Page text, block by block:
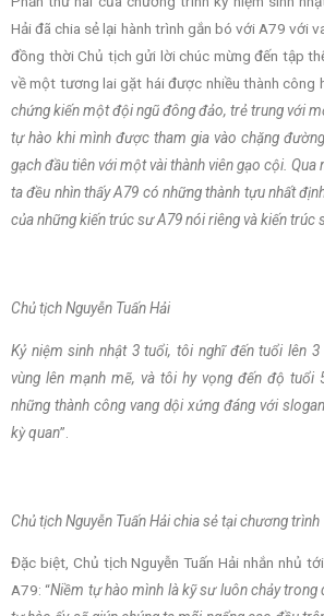
Hải đã chia sẻ lại hành trình gắn bó với A79 với
đồng thời Chủ tịch gửi lời chúc mừng đến tập
về một tương lai gặt hái được nhiều thành công
chứng kiến một đội ngũ đông đảo, trẻ trung với
tự hào khi mình được tham gia vào chặng
gạch đầu tiên với một vài thành viên gạo cội. Qua
ta đều nhìn thấy A79 có những thành tựu nhất
của những kiến trúc sư A79 nói riêng và kiến trúc
Chủ tịch Nguyễn Tuấn Hải
Kỷ niệm sinh nhật 3 tuổi, tôi nghĩ đến tuổi lên
vùng lên mạnh mẽ, và tôi hy vọng đến độ tuổi
những thành công vang dội xứng đáng với
kỳ quan”.
Chủ tịch Nguyễn Tuấn Hải chia sẻ tại chương trình
Đặc biệt, Chủ tịch Nguyễn Tuấn Hải nhắn nhủ
A79: “Niềm tự hào mình là kỹ sư luôn chảy trong